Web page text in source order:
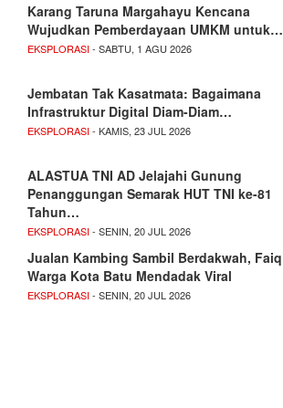
Karang Taruna Margahayu Kencana
Wujudkan Pemberdayaan UMKM untuk…
EKSPLORASI- SABTU, 1 AGU 2026
Jembatan Tak Kasatmata: Bagaimana
Infrastruktur Digital Diam-Diam…
EKSPLORASI- KAMIS, 23 JUL 2026
ALASTUA TNI AD Jelajahi Gunung
Penanggungan Semarak HUT TNI ke-81
Tahun…
EKSPLORASI- SENIN, 20 JUL 2026
Jualan Kambing Sambil Berdakwah, Faiq
Warga Kota Batu Mendadak Viral
EKSPLORASI- SENIN, 20 JUL 2026